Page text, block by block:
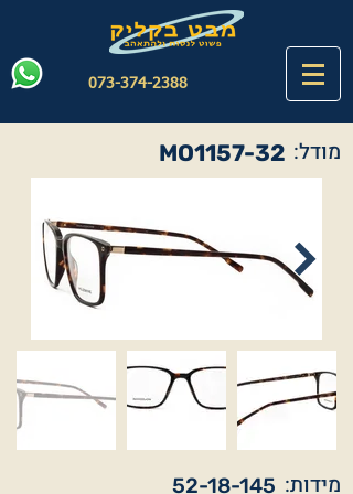
073-374-2388
MO1157-32 מודל:
52-18-145 מידות: